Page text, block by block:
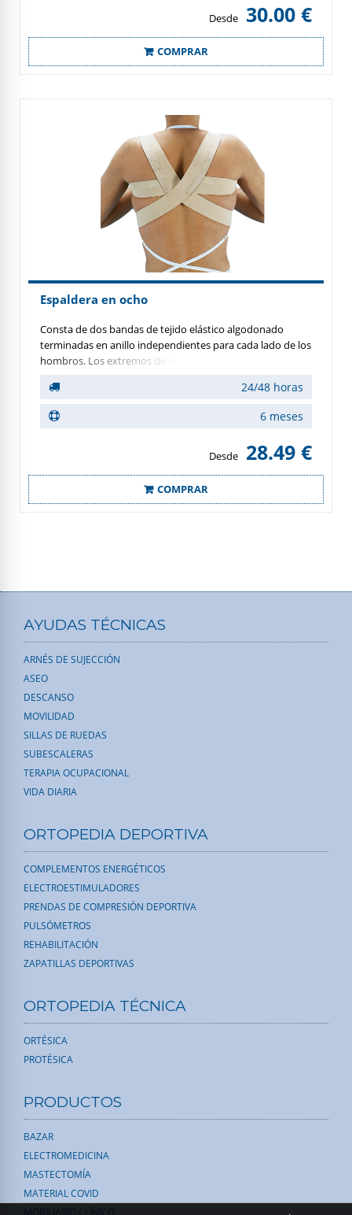
Desde 30.00 €
COMPRAR
Espaldera en ocho
Consta de dos bandas de tejido elástico algodonado
terminadas en anillo independientes para cada lado de los
hombros. Los extremos de las bandas ejercen una
tracción gradual consiguiendo la retropulsión de los
hombros y corrigiendo la mala postura cifótica.24/48 horas
6 meses
Desde 28.49 €
COMPRAR
AYUDAS TÉCNICAS
ARNÉS DE SUJECCIÓN
ASEO
DESCANSO
MOVILIDAD
SILLAS DE RUEDAS
SUBESCALERAS
TERAPIA OCUPACIONAL
VIDA DIARIA
ORTOPEDIA DEPORTIVA
COMPLEMENTOS ENERGÉTICOS
ELECTROESTIMULADORES
PRENDAS DE COMPRESIÓN DEPORTIVA
PULSÓMETROS
REHABILITACIÓN
ZAPATILLAS DEPORTIVAS
ORTOPEDIA TÉCNICA
ORTÉSICA
PROTÉSICA
PRODUCTOS
BAZAR
ELECTROMEDICINA
MASTECTOMÍA
MATERIAL COVID
MOBILIARIO CLÍNICO